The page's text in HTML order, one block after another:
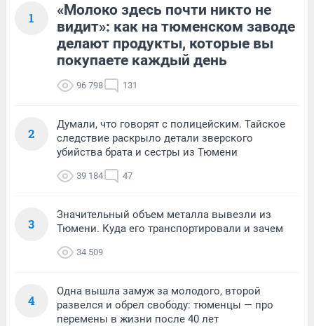
1
«Молоко здесь почти никто не
видит»: как на тюменском заводе
делают продукты, которые вы
покупаете каждый день
96 798 131
2
Думали, что говорят с полицейским. Тайское
следствие раскрыло детали зверского
убийства брата и сестры из Тюмени
39 184 47
3
Значительный объем металла вывезли из
Тюмени. Куда его транспортировали и зачем
34 509
4
Одна вышла замуж за молодого, второй
развелся и обрел свободу: тюменцы — про
перемены в жизни после 40 лет